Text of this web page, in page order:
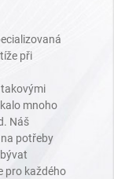
při
takovými
mnoho
Náš
potřeby
pro každého